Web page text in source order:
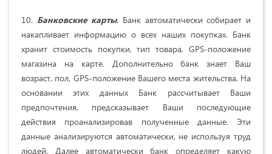
10. Банковские карты. Банк автоматически собирает и
накапливает информацию о всех наших покупках. Банк
хранит стоимость покупки, тип товара, GPS-положение
магазина на карте. Дополнительно банк знает Ваш
возраст, пол, GPS-положение Вашего места жительства. На
основании этих данных Банк рассчитывает Ваши
предпочтения, предсказывает Ваши последующие
действия проанализировав полученные данные. Эти
данные анализируются автоматически, не используя труд
людей. Далее автоматически банк определяет какую